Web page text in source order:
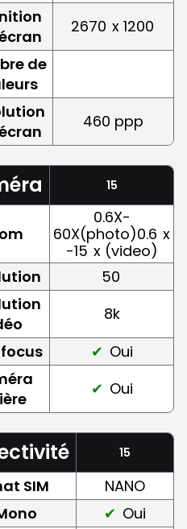
2670 x 1200
de
460 ppp
15
0.6X-
60X(photo)0.6 x
-15 x (video)
50
8k
Oui
Oui
15
SIM
NANO
Oui